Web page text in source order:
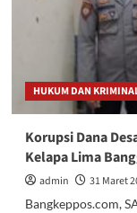
Miliar
2021
di
Dinas
Dikbud
HUKUM DAN
Korupsi Dana
Kelapa Lima
admin
31 Maret
Bangkeppos.com,